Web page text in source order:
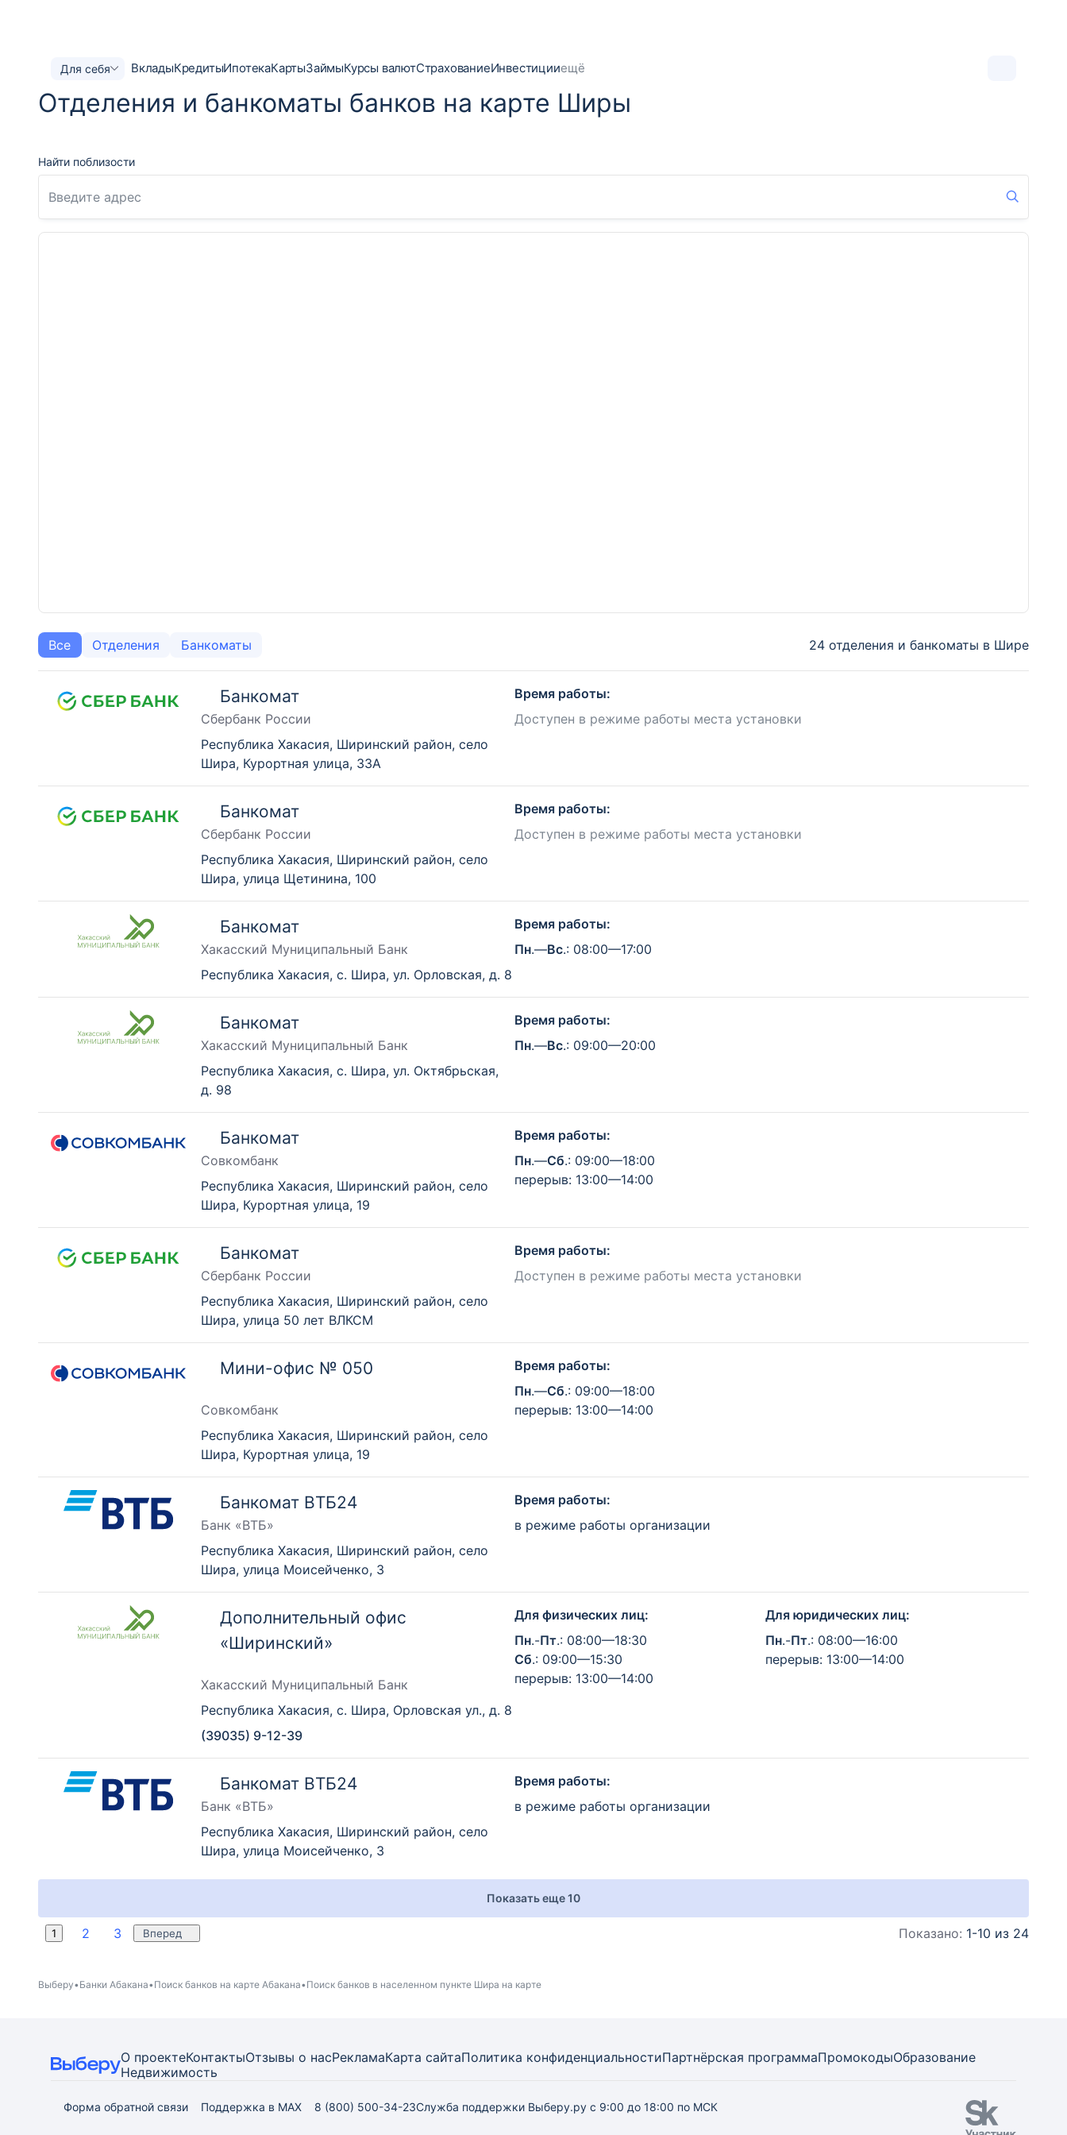
Для себя ВкладыКредитыИпотекаКартыЗаймыКурсы валютСтрахованиеИнвестицииещё
Отделения и банкоматы банков на карте Ширы
Найти поблизости
Все Отделения Банкоматы 24 отделения и банкоматы в Шире
Банкомат
Сбербанк России
Республика Хакасия, Ширинский район, село
Шира, Курортная улица, 33А
Время работы:
Доступен в режиме работы места установки
Банкомат
Сбербанк России
Республика Хакасия, Ширинский район, село
Шира, улица Щетинина, 100
Время работы:
Доступен в режиме работы места установки
Банкомат
Хакасский Муниципальный Банк
Республика Хакасия, с. Шира, ул. Орловская, д. 8
Время работы:
Пн.—Вс.: 08:00—17:00
Банкомат
Хакасский Муниципальный Банк
Республика Хакасия, с. Шира, ул. Октябрьская,
д. 98
Время работы:
Пн.—Вс.: 09:00—20:00
Банкомат
Совкомбанк
Республика Хакасия, Ширинский район, село
Шира, Курортная улица, 19
Время работы:
Пн.—Сб.: 09:00—18:00
перерыв: 13:00—14:00
Банкомат
Сбербанк России
Республика Хакасия, Ширинский район, село
Шира, улица 50 лет ВЛКСМ
Время работы:
Доступен в режиме работы места установки
Мини-офис № 050
Совкомбанк
Республика Хакасия, Ширинский район, село
Шира, Курортная улица, 19
Время работы:
Пн.—Сб.: 09:00—18:00
перерыв: 13:00—14:00
Банкомат ВТБ24
Банк «ВТБ»
Республика Хакасия, Ширинский район, село
Шира, улица Моисейченко, 3
Время работы:
в режиме работы организации
Дополнительный офис
«Ширинский»
Хакасский Муниципальный Банк
Республика Хакасия, с. Шира, Орловская ул., д. 8
(39035) 9-12-39
Для физических лиц:
Пн.-Пт.: 08:00—18:30
Сб.: 09:00—15:30
перерыв: 13:00—14:00
Для юридических лиц:
Пн.-Пт.: 08:00—16:00
перерыв: 13:00—14:00
Банкомат ВТБ24
Банк «ВТБ»
Республика Хакасия, Ширинский район, село
Шира, улица Моисейченко, 3
Время работы:
в режиме работы организации
Показать еще 10
1 2 3 Вперед Показано: 1-10 из 24
Выберу Банки Абакана Поиск банков на карте Абакана Поиск банков в населенном пункте Шира на карте
О проектеКонтактыОтзывы о насРекламаКарта сайтаПолитика конфиденциальностиПартнёрская программаПромокодыОбразование
Недвижимость
Форма обратной связи Поддержка в MAX 8 (800) 500-34-23Служба поддержки Выберу.ру с 9:00 до 18:00 по МСК